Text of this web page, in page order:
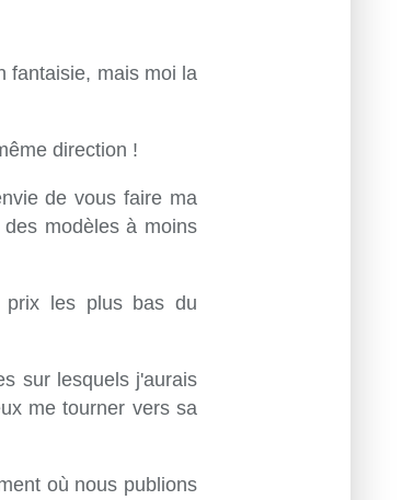
fantaisie, mais moi la
direction !
de vous faire ma
modèles à moins
prix les plus bas du
sur lesquels j'aurais
me tourner vers sa
où nous publions